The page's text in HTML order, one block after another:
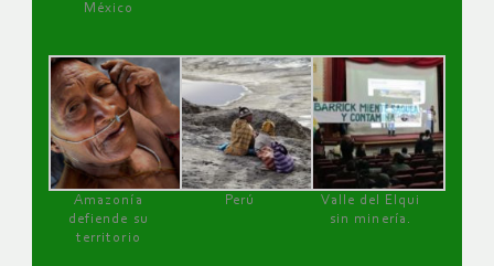
México
Amazonía
defiende su
territorio
Perú
Valle del Elqui
sin minería.